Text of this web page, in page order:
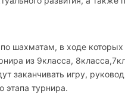
шахматам, в ходе
из 9класса,
заканчивать игру,
этапа турнира.